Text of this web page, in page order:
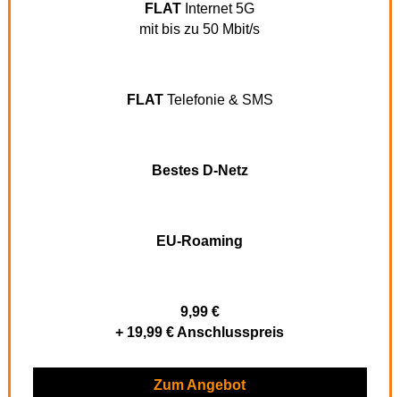
FLAT Internet 5G
mit bis zu 50 Mbit/s
FLATTelefonie & SMS
Bestes D-Netz
EU-Roaming
9,99 €
+ 19,99 € Anschlusspreis
Zum Angebot